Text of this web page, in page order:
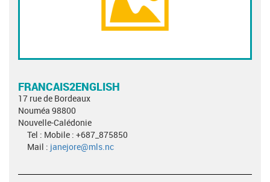
FRANCAIS2ENGLISH
17 rue de Bordeaux
Nouméa 98800
Nouvelle-Calédonie
Tel : Mobile : +687_875850
Mail : janejore@mls.nc